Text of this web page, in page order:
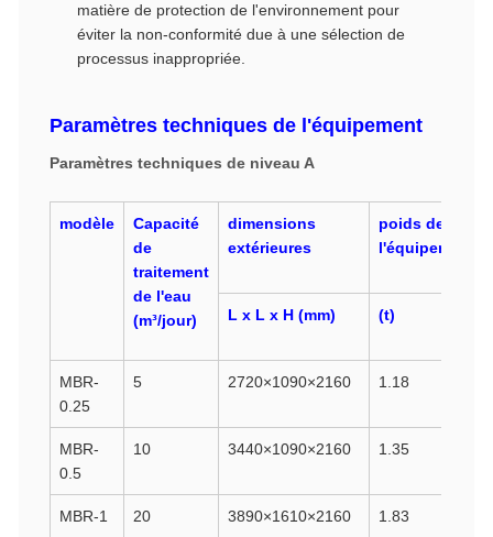
matière de protection de l'environnement pour
éviter la non-conformité due à une sélection de
processus inappropriée.
Paramètres techniques de l'équipement
Paramètres techniques de niveau A
modèle
Capacité
de
traitement
de l'eau
(m³/jour)
dimensions
extérieures
poids de
l'équipement
L x L x H (mm) (t)
MBR-
0.25
5 2720×1090×2160 1.18
MBR-
0.5
10 3440×1090×2160 1.35
MBR-1 20 3890×1610×2160 1.83